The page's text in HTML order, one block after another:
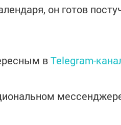
он готов
вTelegram-